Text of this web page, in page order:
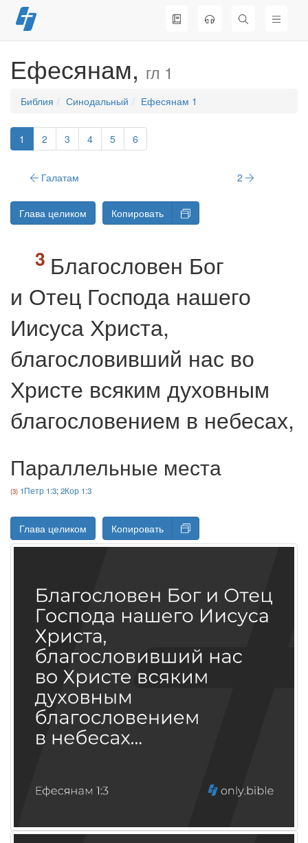
Перейти
к
Ефесянам, гл 1
Библия Синодальный Ефесянам 1
1 2 3 4 5 6
Галатам 2
Глава целиком Копировать
Благословен Бог
и Отец Господа нашего
Иисуса Христа,
благословивший нас во
Христе всяким духовным
благословением в небесах,
Параллельные места
1Петр 1:3;2Кор 1:3
Глава целиком Копировать